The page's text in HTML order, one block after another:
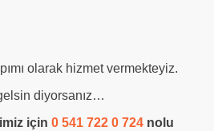
olarak hizmet vermekteyiz.
diyorsanız…
için 0 541 722 0 724 nolu